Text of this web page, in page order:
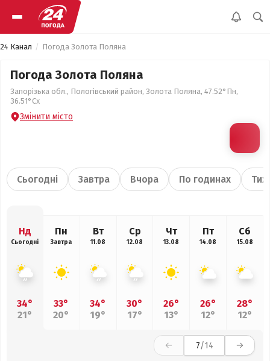
24 Канал Погода Золота Поляна
Погода Золота Поляна
Запорізька обл., Пологівський район, Золота Поляна, 47.52°Пн,
36.51°Сх
Змінити місто
Сьогодні Завтра Вчора По годинах
Нд
Сьогодні
34°
21°
Пн
Завтра
33°
20°
Вт
11.08
34°
19°
Ср
12.08
30°
17°
Чт
13.08
26°
13°
Пт
14.08
26°
12°
Сб
15.08
28°
12°
7/14